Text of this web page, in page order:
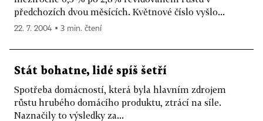
předchozích dvou měsících. Květnové číslo vyšlo...
22. 7. 2004 ▪ 3 min. čtení
Stát bohatne, lidé spíš šetří
Spotřeba domácností, která byla hlavním zdrojem
růstu hrubého domácího produktu, ztrácí na síle.
Naznačily to výsledky za...